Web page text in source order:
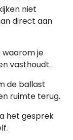
niet
direct aan
waarom je
vasthoudt.
de ballast
ruimte terug.
het gesprek